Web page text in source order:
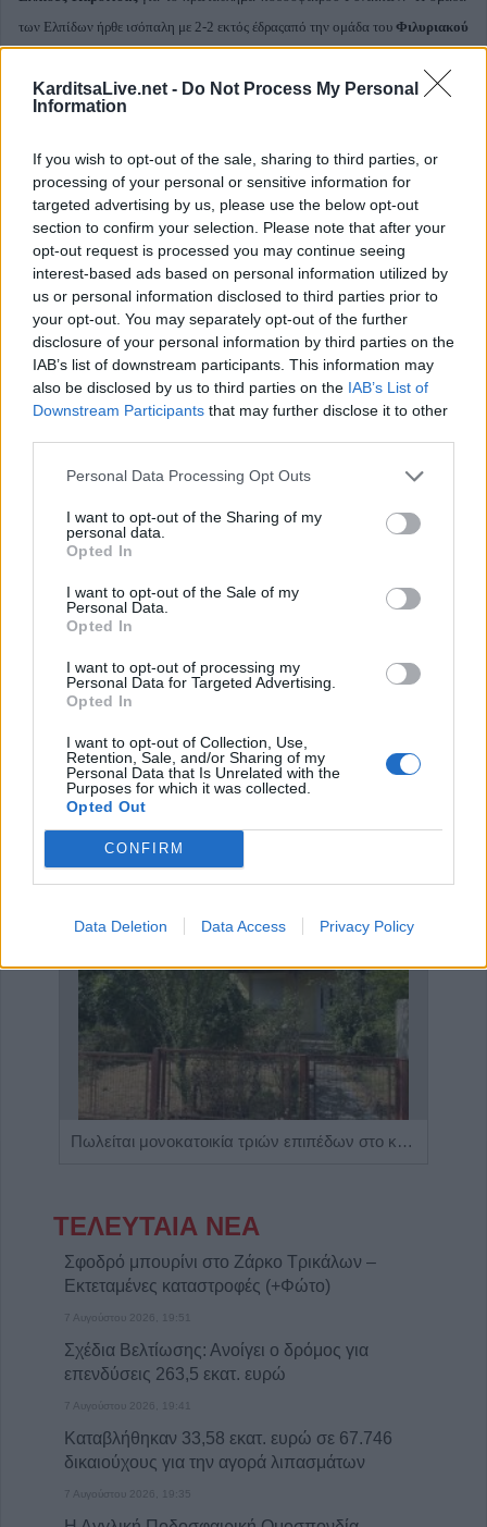
KarditsaLive.net - Do Not Process My Personal
Information
If you wish to opt-out of the sale, sharing to third parties, or
processing of your personal or sensitive information for
targeted advertising by us, please use the below opt-out
section to confirm your selection. Please note that after your
opt-out request is processed you may continue seeing
interest-based ads based on personal information utilized by
us or personal information disclosed to third parties prior to
your opt-out. You may separately opt-out of the further
disclosure of your personal information by third parties on the
IAB’s list of downstream participants. This information may
also be disclosed by us to third parties on the IAB’s List of
Downstream Participants that may further disclose it to other
Personal Data Processing Opt Outs
I want to opt-out of the Sharing of my
personal data.
Opted In
I want to opt-out of the Sale of my
Personal Data.
Opted In
I want to opt-out of processing my
Personal Data for Targeted Advertising.
Opted In
I want to opt-out of Collection, Use,
Retention, Sale, and/or Sharing of my
Personal Data that Is Unrelated with the
Purposes for which it was collected.
Opted Out
CONFIRM
Data Deletion Data Access Privacy Policy
των Ελπίδων ήρθε ισόπαλη με 2-2 εκτός έδραςαπό την ομάδα του Φιλυριακού
πέτυχαν η Γκόγκολη στο 14' και η Αλεξίου στο 40'.
Ακόμα σκοράρουν οι Ελπίδες
Καρδίτσας
Κατηγορία Ποδόσφαιρο Γυναικών 21 Δεκ 2009
κορυφή της βαθμολογίας. Με τη νίκη αυτή έκλεισαν με τον καλύτερο τρόπο το
2009. Αναλυτικά όλα τα αποτελέσματα της 6ης αγωνιστικής:
Σελίδα 56 από 57
ΑΓΓΕΛΙΕΣ
Πωλείται μονοκατοικία τριών επιπέδων στο καταπράσινο Πευκόφυτο Καρδίτσας
ΤΕΛΕΥΤΑΙΑ ΝΕΑ
Σφοδρό μπουρίνι στο Ζάρκο Τρικάλων –
Εκτεταμένες καταστροφές (+Φώτο)
7 Αυγούστου 2026, 19:51
Σχέδια Βελτίωσης: Ανοίγει ο δρόμος για
επενδύσεις 263,5 εκατ. ευρώ
7 Αυγούστου 2026, 19:41
Καταβλήθηκαν 33,58 εκατ. ευρώ σε 67.746
δικαιούχους για την αγορά λιπασμάτων
7 Αυγούστου 2026, 19:35